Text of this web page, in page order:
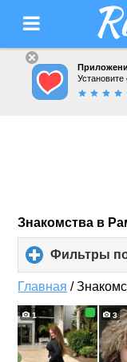
Установите
Знакомства в
Фильтры
Главная /
1 3